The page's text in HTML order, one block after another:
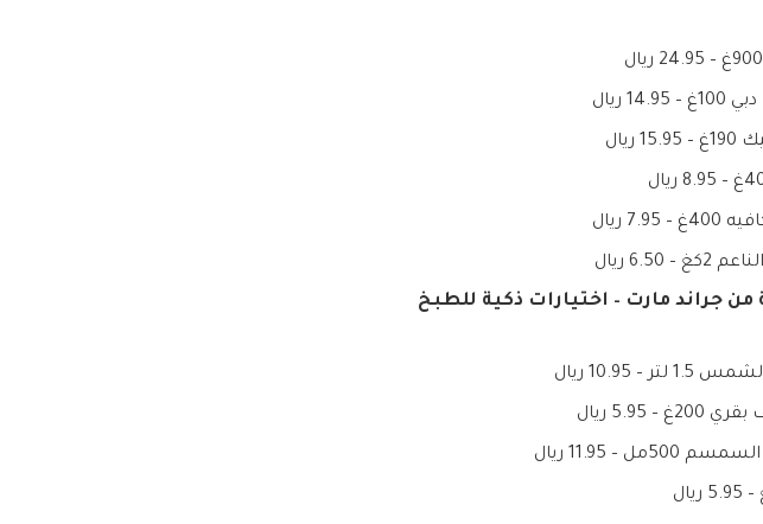
ريال
ريال
ريال
من جراند مارت – اختيارات ذكية للطبخ
– 10.95 ريال
5.95 ريال
– 11.95 ريال